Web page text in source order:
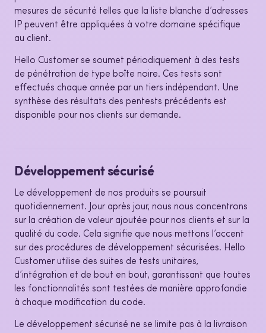
mesures de sécurité telles que la liste blanche d’adresses
IP peuvent être appliquées à votre domaine spécifique
au client.
Hello Customer se soumet périodiquement à des tests
de pénétration de type boîte noire. Ces tests sont
effectués chaque année par un tiers indépendant. Une
synthèse des résultats des pentests précédents est
disponible pour nos clients sur demande.
Développement sécurisé
Le développement de nos produits se poursuit
quotidiennement. Jour après jour, nous nous concentrons
sur la création de valeur ajoutée pour nos clients et sur la
qualité du code. Cela signifie que nous mettons l’accent
sur des procédures de développement sécurisées. Hello
Customer utilise des suites de tests unitaires,
d’intégration et de bout en bout, garantissant que toutes
les fonctionnalités sont testées de manière approfondie
à chaque modification du code.
Le développement sécurisé ne se limite pas à la livraison